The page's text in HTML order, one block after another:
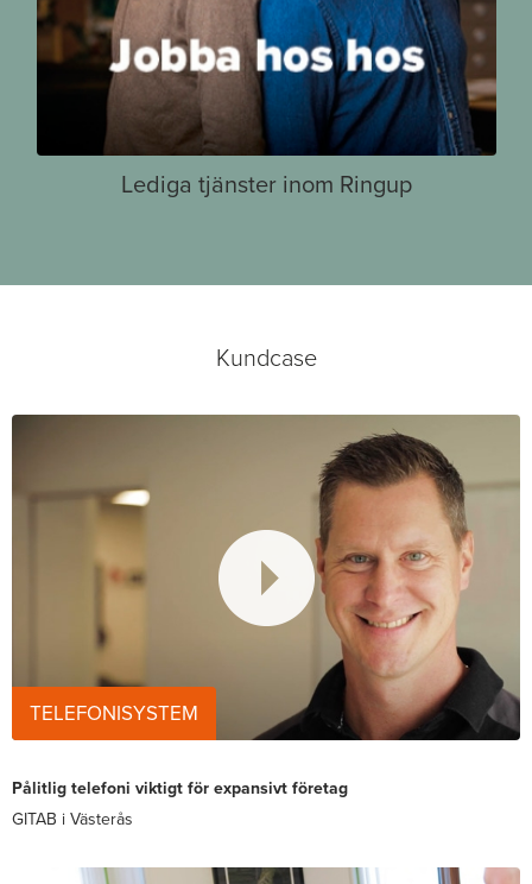
Lediga tjänster inom Ringup
Kundcase
TELEFONISYSTEM
Pålitlig telefoni viktigt för expansivt företag
GITAB i Västerås